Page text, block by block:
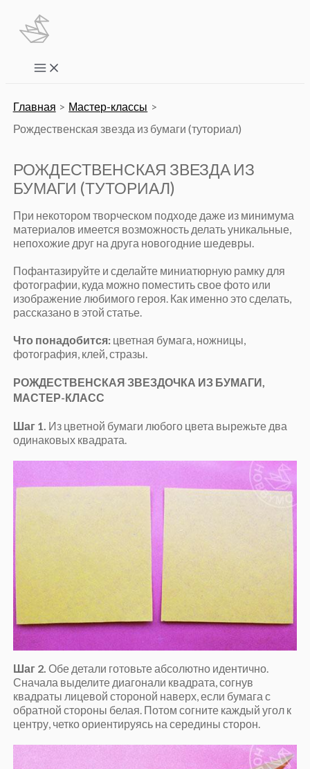
Перейти
содержимому
Main
Menu
Главная
Мастер-классы
Рождественская звезда из бумаги (туториал)
РОЖДЕСТВЕНСКАЯ ЗВЕЗДА ИЗ
БУМАГИ (ТУТОРИАЛ)
При некотором творческом подходе даже из минимума
материалов имеется возможность делать уникальные,
непохожие друг на друга новогодние шедевры.
Пофантазируйте и сделайте миниатюрную рамку для
фотографии, куда можно поместить свое фото или
изображение любимого героя. Как именно это сделать,
рассказано в этой статье.
Что понадобится:цветная бумага, ножницы,
фотография, клей, стразы.
РОЖДЕСТВЕНСКАЯ ЗВЕЗДОЧКА ИЗ БУМАГИ,
МАСТЕР-КЛАСС
Шаг 1. Из цветной бумаги любого цвета вырежьте два
одинаковых квадрата.
Шаг 2. Обе детали готовьте абсолютно идентично.
Сначала выделите диагонали квадрата, согнув
квадраты лицевой стороной наверх, если бумага с
обратной стороны белая. Потом согните каждый угол к
центру, четко ориентируясь на середины сторон.